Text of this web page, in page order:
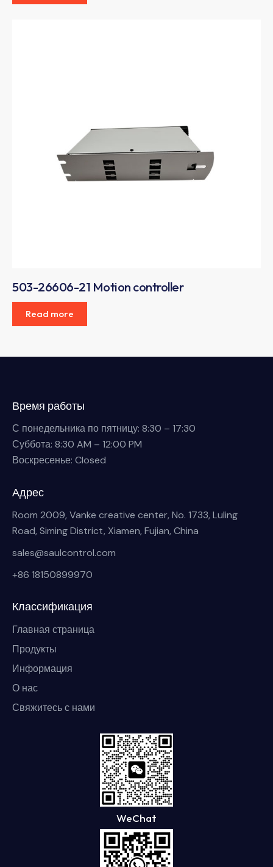
503-26606-21 Motion controller
Read more
Время работы
С понедельника по пятницу: 8:30 – 17:30
Суббота: 8:30 AM – 12:00 PM
Воскресенье: Closed
Адрес
Room 2009, Vanke creative center, No. 1733, Luling
Road, Siming District, Xiamen, Fujian, China
sales@saulcontrol.com
+86 18150899970
Классификация
Главная страница
Продукты
Информация
О нас
Свяжитесь с нами
WeChat